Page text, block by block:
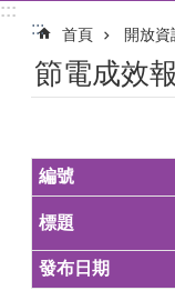
:::
:::
首頁 開放
節電成效